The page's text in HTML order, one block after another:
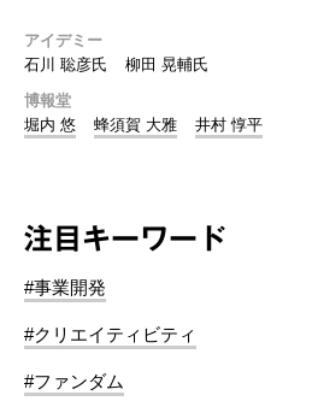
アイデミー
石川 聡彦氏
柳田 晃輔氏
博報堂
堀内 悠
蜂須賀 大雅 井村 惇平
注目キーワード
#事業開発
#クリエイティビティ
#ファンダム